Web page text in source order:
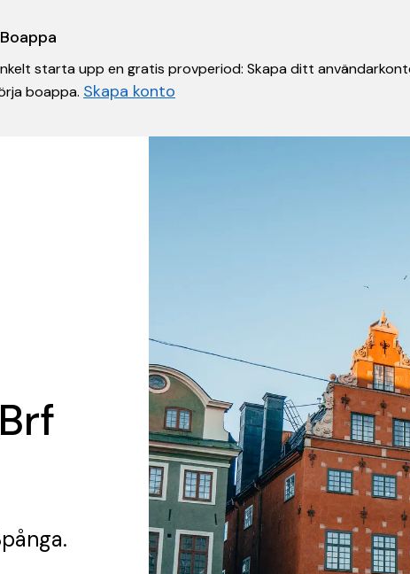
starta upp en gratis provperiod: Skapa ditt
boappa. Skapa konto